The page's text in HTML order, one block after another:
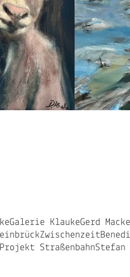
Galerie KlaukeGerd
Zwischenzeit
Projekt StraßenbahnStefan